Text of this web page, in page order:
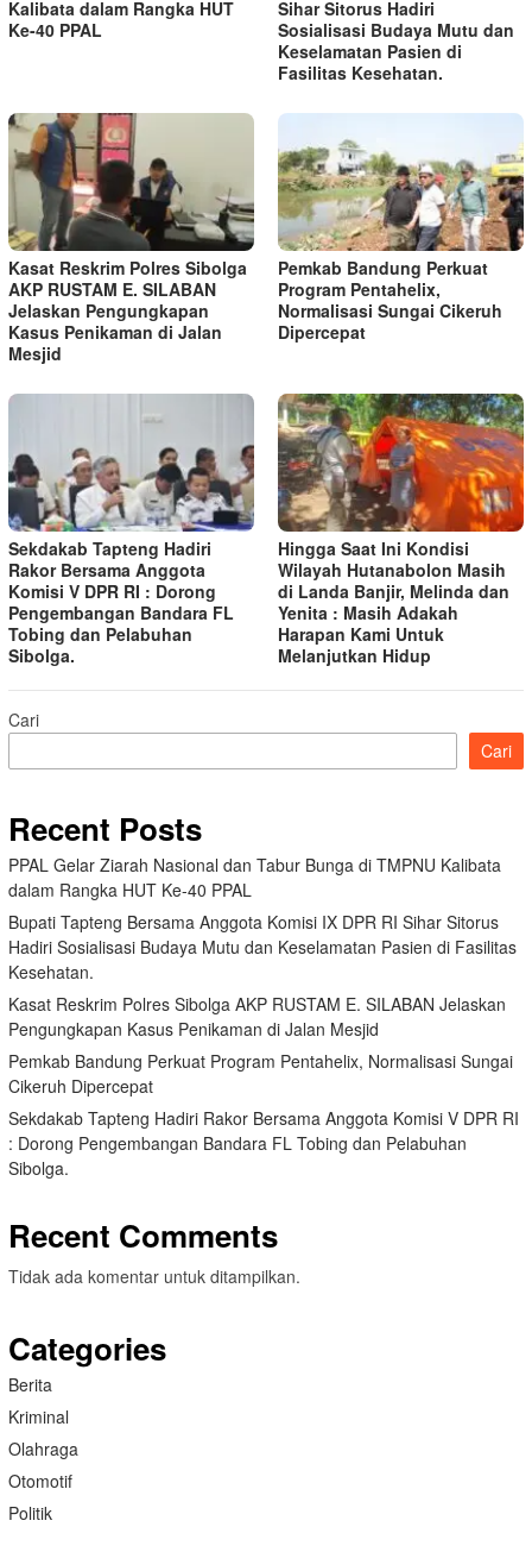
Kalibata dalam Rangka HUT
Ke-40 PPAL
Sihar Sitorus Hadiri
Sosialisasi Budaya Mutu dan
Keselamatan Pasien di
Fasilitas Kesehatan.
Kasat Reskrim Polres Sibolga
AKP RUSTAM E. SILABAN
Jelaskan Pengungkapan
Kasus Penikaman di Jalan
Mesjid
Pemkab Bandung Perkuat
Program Pentahelix,
Normalisasi Sungai Cikeruh
Dipercepat
Sekdakab Tapteng Hadiri
Rakor Bersama Anggota
Komisi V DPR RI : Dorong
Pengembangan Bandara FL
Tobing dan Pelabuhan
Sibolga.
Hingga Saat Ini Kondisi
Wilayah Hutanabolon Masih
di Landa Banjir, Melinda dan
Yenita : Masih Adakah
Harapan Kami Untuk
Melanjutkan Hidup
Cari
Cari
Recent Posts
PPAL Gelar Ziarah Nasional dan Tabur Bunga di TMPNU Kalibata
dalam Rangka HUT Ke-40 PPAL
Bupati Tapteng Bersama Anggota Komisi IX DPR RI Sihar Sitorus
Hadiri Sosialisasi Budaya Mutu dan Keselamatan Pasien di Fasilitas
Kesehatan.
Kasat Reskrim Polres Sibolga AKP RUSTAM E. SILABAN Jelaskan
Pengungkapan Kasus Penikaman di Jalan Mesjid
Pemkab Bandung Perkuat Program Pentahelix, Normalisasi Sungai
Cikeruh Dipercepat
Sekdakab Tapteng Hadiri Rakor Bersama Anggota Komisi V DPR RI
: Dorong Pengembangan Bandara FL Tobing dan Pelabuhan
Sibolga.
Recent Comments
Tidak ada komentar untuk ditampilkan.
Categories
Berita
Kriminal
Olahraga
Otomotif
Politik